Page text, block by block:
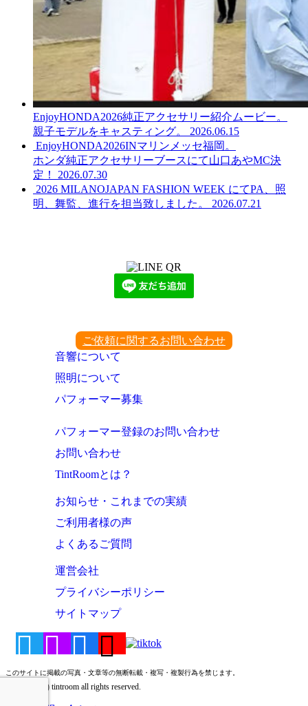
EnjoyHONDA2026純正アクセサリー紹介ムービー。
親子モデルをキャスティング。
2026.06.15
EnjoyHONDA2026INマリンメッセ福岡。
ホンダ純正アクセサリーブースにて山口あやMC決
定！
2026.07.30
2026 MILANOJAPAN FASHION WEEK にてPA、照
明、舞監、進行を担当致しました。
2026.07.21
ご依頼に関するお問い合わせ
音響について
照明について
パフォーマー募集
パフォーマー登録のお問い合わせ
お問い合わせ
TintRoomとは？
お知らせ・これまでの実績
ご利用者様の声
よくあるご質問
運営会社
プライバシーポリシー
サイトマップ
このサイトに掲載の写真・文章等の無断転載・複写・複製行為を禁じます。
Copyright (c) tintroom all rights reserved.